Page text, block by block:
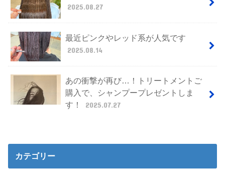
2025.08.27
最近ピンクやレッド系が人気です
2025.08.14
あの衝撃が再び…！トリートメントご
購入で、シャンプープレゼントしま
す！
2025.07.27
カテゴリー